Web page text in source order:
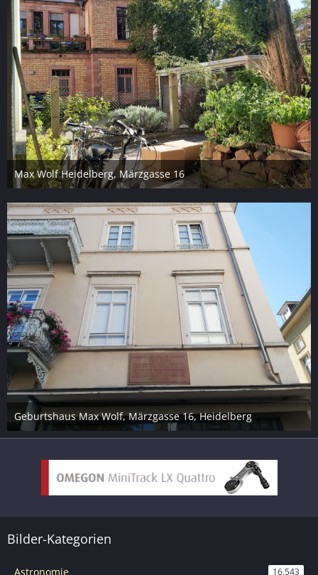
Max Wolf Heidelberg, Märzgasse 16
8. September 2023
Geburtshaus Max Wolf, Märzgasse 16, Heidelberg
8. September 2023
Bilder-Kategorien
Astronomie 16.543